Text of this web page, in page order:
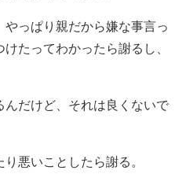
っぱり親だから嫌な事言っ
たってわかったら謝るし、
だけど、それは良くないで
悪いことしたら謝る。